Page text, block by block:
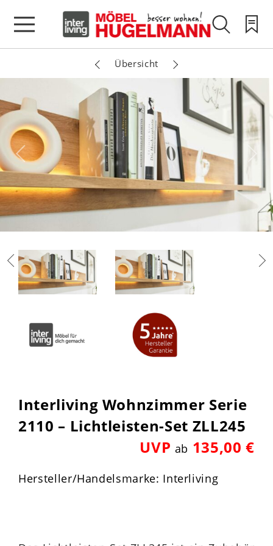
Übersicht
Interliving Wohnzimmer Serie
2110 – Lichtleisten-Set ZLL245
UVP ab 135,00 €
Hersteller/Handelsmarke: Interliving